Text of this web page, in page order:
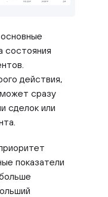
показатели
состояния
действия,
может сразу
сделок или